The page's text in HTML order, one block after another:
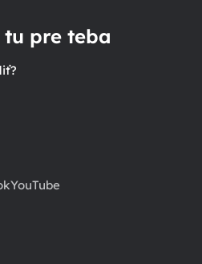
tu pre teba
YouTube